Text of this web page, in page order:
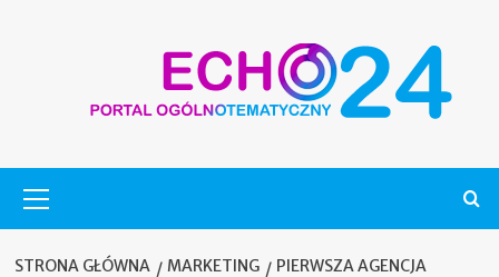
główne
STRONA GŁÓWNA MARKETING
PIERWSZA AGENCJA